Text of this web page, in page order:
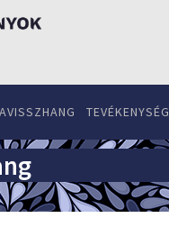
TEVÉKENYSÉG